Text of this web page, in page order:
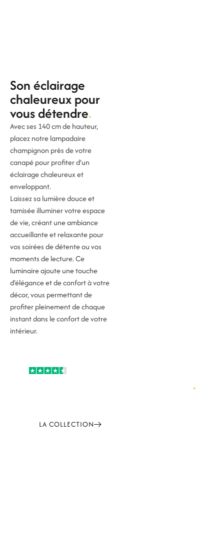
Son éclairage
chaleureux pour
vous détendre
Avec ses 140 cm de hauteur,
placez notre lampadaire
champignon près de votre
canapé pour profiter d’un
éclairage chaleureux et
enveloppant.
Laissez sa lumière douce et
tamisée illuminer votre espace
de vie, créant une ambiance
accueillante et relaxante pour
vos soirées de détente ou vos
moments de lecture. Ce
luminaire ajoute une touche
d’élégance et de confort à votre
décor, vous permettant de
profiter pleinement de chaque
instant dans le confort de votre
intérieur.
LA COLLECTION